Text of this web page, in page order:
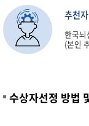
추천
한국뇌
(본인
수상자선정 방법